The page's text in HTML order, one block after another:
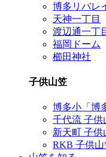
博多リバレ
天神一丁目
渡辺通一丁
福岡ドーム
櫛田神社
子供山笠
博多小「博
千代流 子供
新天町 子供
RKB 子供山